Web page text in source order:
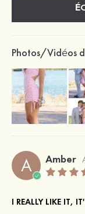
Photos/Vidéos
A Amber
I REALLY LIKE IT,